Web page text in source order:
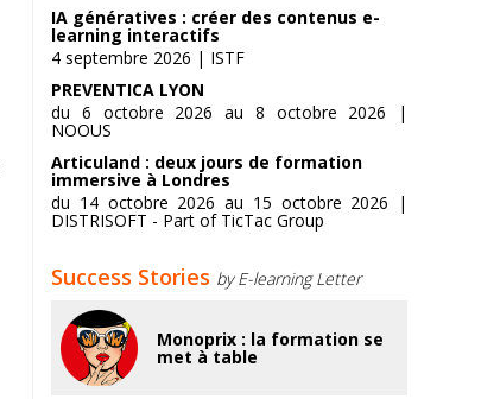
IA génératives : créer des contenus e-
learning interactifs
4 septembre 2026 | ISTF
PREVENTICA LYON
du 6 octobre 2026 au 8 octobre 2026 |
NOOUS
Articuland : deux jours de formation
immersive à Londres
du 14 octobre 2026 au 15 octobre 2026 |
DISTRISOFT - Part of TicTac Group
Success Stories by E-learning Letter
Monoprix : la formation se
met à table